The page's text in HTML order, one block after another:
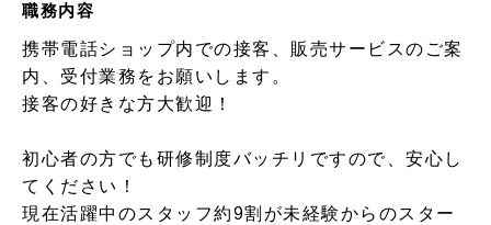
職務内容
携帯電話ショップ内での接客、販売サービスのご案
内、受付業務をお願いします。
接客の好きな方大歓迎！
初心者の方でも研修制度バッチリですので、安心し
てください！
現在活躍中のスタッフ約9割が未経験からのスター